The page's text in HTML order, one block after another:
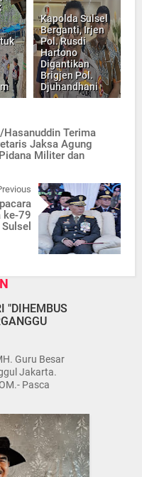
Kapolda Sulsel
Berganti, Irjen
Pol. Rusdi
Hartono
Digantikan
Brigjen Pol.
Djuhandhani
Hasanuddin Terima
Jaksa Agung
Militer dan
ke-79
"DIHEMBUS
Guru Besar
Jakarta.
Pasca